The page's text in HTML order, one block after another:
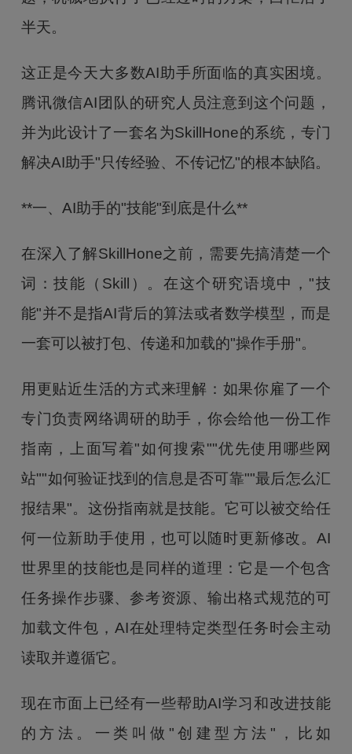
半天。
这正是今天大多数AI助手所面临的真实困境。
腾讯微信AI团队的研究人员注意到这个问题，
并为此设计了一套名为SkillHone的系统，专门
解决AI助手"只传经验、不传记忆"的根本缺陷。
**一、AI助手的"技能"到底是什么**
在深入了解SkillHone之前，需要先搞清楚一个
词：技能（Skill）。在这个研究语境中，"技
能"并不是指AI背后的算法或者数学模型，而是
一套可以被打包、传递和加载的"操作手册"。
用更贴近生活的方式来理解：如果你雇了一个
专门负责网络调研的助手，你会给他一份工作
指南，上面写着"如何搜索""优先使用哪些网
站""如何验证找到的信息是否可靠""最后怎么汇
报结果"。这份指南就是技能。它可以被交给任
何一位新助手使用，也可以随时更新修改。AI
世界里的技能也是同样的道理：它是一个包含
任务操作步骤、参考资源、输出格式规范的可
加载文件包，AI在处理特定类型任务时会主动
读取并遵循它。
现在市面上已经有一些帮助AI学习和改进技能
的方法。一类叫做"创建型方法"，比如